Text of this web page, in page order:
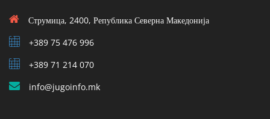
Струмица, 2400, Република Северна Македонија
+389 75 476 996
+389 71 214 070
info@jugoinfo.mk